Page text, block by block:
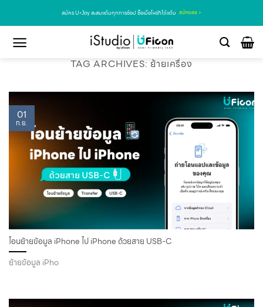
สมัคร U•Joy สะสมแต้มทุกการช้อป ซื้อเมื่อไหร่ก็ได้แต้ม สมัครเลย >
TAG ARCHIVES: ย้ายเครื่อง
โอนย้ายข้อมูล iPhone ไป iPhone ด้วยสาย USB-C
ย้ายข้อมูล iPho
01
ก.ย.